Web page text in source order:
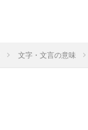
文字・文言の意味